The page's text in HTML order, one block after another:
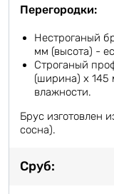
Перегородки:
Нестроганый
мм (высота) -
Строганый
(ширина) х 145
влажности.
Брус изготовлен
сосна).
Сруб: